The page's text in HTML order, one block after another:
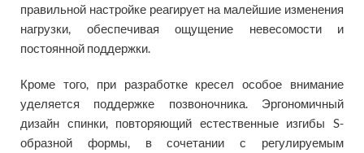
правильной настройке реагирует на малейшие изменения
нагрузки, обеспечивая ощущение невесомости и
постоянной поддержки.
Кроме того, при разработке кресел особое внимание
уделяется поддержке позвоночника. Эргономичный
дизайн спинки, повторяющий естественные изгибы S-
образной формы, в сочетании с регулируемым